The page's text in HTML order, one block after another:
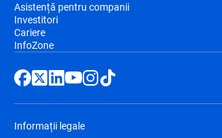
Asistență pentru companii
Investitori
Cariere
InfoZone
Informații legale